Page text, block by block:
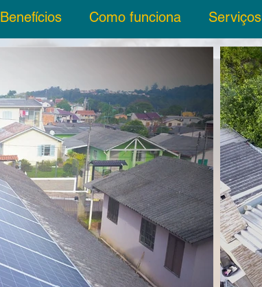
Benefícios Como funciona Serviços